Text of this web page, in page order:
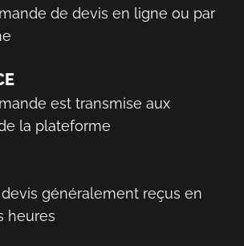
de devis en ligne ou par
est transmise aux
la plateforme
devis généralement reçus en
heures